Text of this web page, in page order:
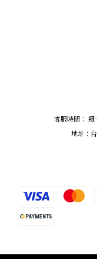
客服時間： 週
地址：